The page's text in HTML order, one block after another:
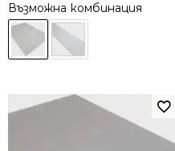
Възможна комбинация